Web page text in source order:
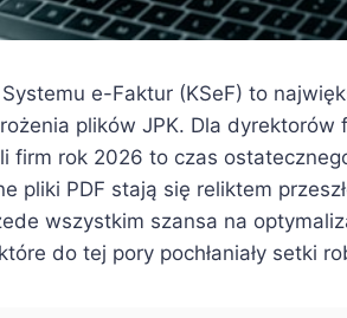
e-Faktur (KSeF) to
plików JPK. Dla dyrektorów
firm rok 2026 to czas
pliki PDF stają się reliktem
wszystkim szansa na
do tej pory pochłaniały setki